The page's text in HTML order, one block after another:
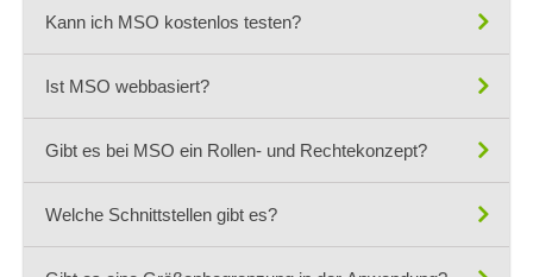
Für die MSO Managementsoftware gibt es Standardvorlagen,
die über die Website heruntergeladen oder von MSO zur
Verfügung gestellt werden und in die eigene MSO Anwendung
über den Administrationsbereich (No-code) individuell engepasst
werden.
Kann ich MSO kostenlos testen?
Ja, Sie können eine kostenlose Testversion entweder direkt
über die MSO-Homepage starten oder bei MSO anfragen und
unverbindlich testen.
Ist MSO webbasiert?
Ja. MSO ist eine webbasierte Anwendung, die mit einem
beliebigen Standard-Browser wie Edge, GoogleCrome, Firefox,
Safari etc. betrieben werden kann. Eine Installation auf
Endgeräten ist nicht erforderlich.
Gibt es bei MSO ein Rollen- und Rechtekonzept?
Ja, bei MSO gibt es ein dediziertes Rollen- und Rechtekonzept
für Lesen und Schreiben, das individuell angepasst werden
kann. Rechte können beispielsweise auf Themen, Standorte,
Welche Schnittstellen gibt es?